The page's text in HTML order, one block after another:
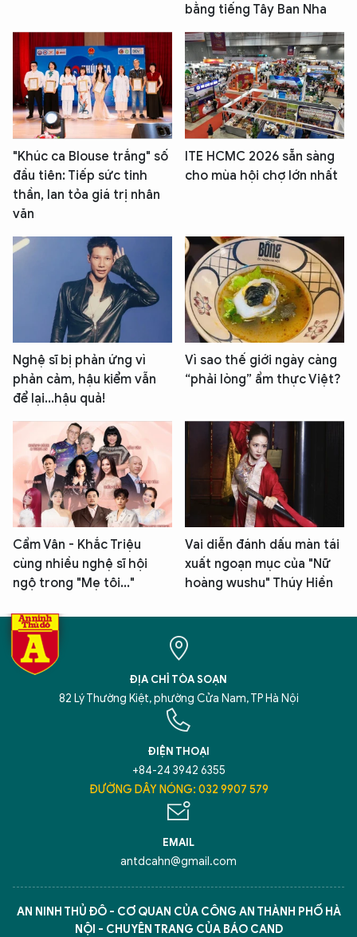
bằng tiếng Tây Ban Nha
"Khúc ca Blouse trắng" số
đầu tiên: Tiếp sức tinh
thần, lan tỏa giá trị nhân
văn
ITE HCMC 2026 sẵn sàng
cho mùa hội chợ lớn nhất
Nghệ sĩ bị phản ứng vì
phản cảm, hậu kiểm vẫn
để lại...hậu quả!
Vì sao thế giới ngày càng
“phải lòng” ẩm thực Việt?
Cẩm Vân - Khắc Triệu
cùng nhiều nghệ sĩ hội
ngộ trong "Mẹ tôi..."
Vai diễn đánh dấu màn tái
xuất ngoạn mục của "Nữ
hoàng wushu" Thúy Hiền
ĐỊA CHỈ TÒA SOẠN
82 Lý Thường Kiệt, phường Cửa Nam, TP Hà Nội
ĐIỆN THOẠI
+84-24 3942 6355
ĐƯỜNG DÂY NÓNG: 032 9907 579
EMAIL
antdcahn@gmail.com
AN NINH THỦ ĐÔ - CƠ QUAN CỦA CÔNG AN THÀNH PHỐ HÀ
NỘI - CHUYÊN TRANG CỦA BÁO CAND